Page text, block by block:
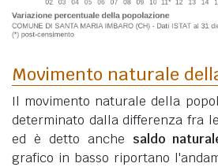
Movimento naturale
Il movimento naturale della
determinato dalla differenza fra
ed è detto anche saldo
grafico in basso riportano